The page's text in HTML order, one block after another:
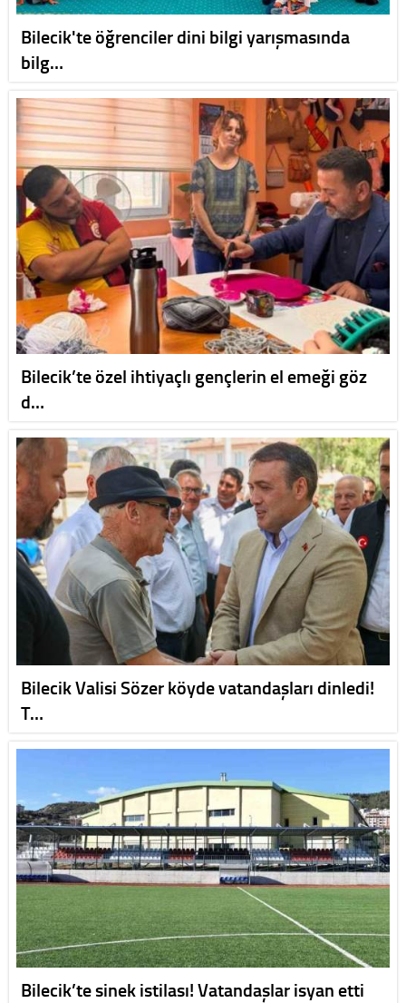
Bilecik'te öğrenciler dini bilgi yarışmasında
bilg…
Bilecik’te özel ihtiyaçlı gençlerin el emeği göz
d…
Bilecik Valisi Sözer köyde vatandaşları dinledi!
T…
Bilecik’te sinek istilası! Vatandaşlar isyan etti